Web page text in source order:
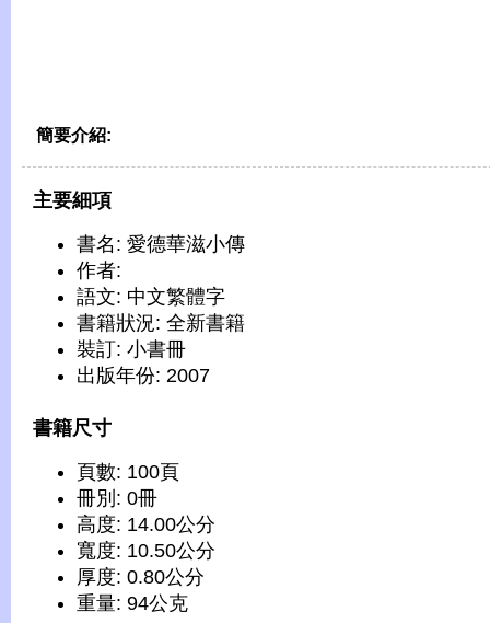
簡要介紹:
主要細項
書名: 愛德華滋小傳
作者:
語文: 中文繁體字
書籍狀況: 全新書籍
裝訂: 小書冊
出版年份: 2007
書籍尺寸
頁數: 100頁
冊別: 0冊
高度: 14.00公分
寬度: 10.50公分
厚度: 0.80公分
重量: 94公克